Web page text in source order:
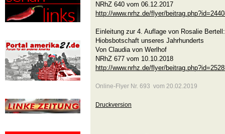
NRhZ 640 vom 06.12.2017
http://www.nrhz.de/flyer/
Einleitung zur 4. Auflage von Rosalie
Hiobsbotschaft unseres Jahrhunderts
Von Claudia von Werlhof
NRhZ 677 vom 10.10.2018
http://www.nrhz.de/flyer/
Online-Flyer Nr. 693 vom 20.02.2019
Druckversion